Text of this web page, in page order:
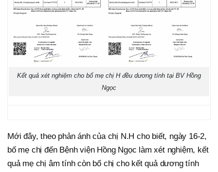
Kết quả xét nghiệm cho bố mẹ chị H đều dương tính tại BV Hồng
Ngọc
Mới đây, theo phản ánh của chị N.H cho biết, ngày 16-2,
bố mẹ chị đến Bệnh viện Hồng Ngọc làm xét nghiệm, kết
quả mẹ chị âm tính còn bố chị cho kết quả dương tính